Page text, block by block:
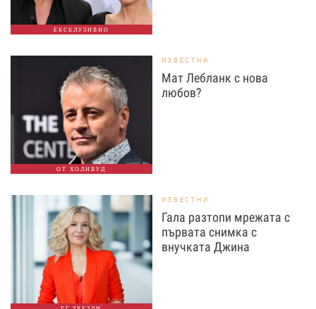
ЕКСКЛУЗИВНО
ОТ ХОЛИВУД
ИЗВЕСТНИ
Мат Лебланк с нова
любов?
ИЗВЕСТНИ
Гала разтопи мрежата с
първата снимка с
внучката Джина